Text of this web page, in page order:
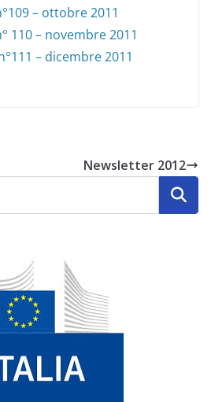
– ottobre 2011
110 – novembre 2011
– dicembre 2011
Newsletter 2012